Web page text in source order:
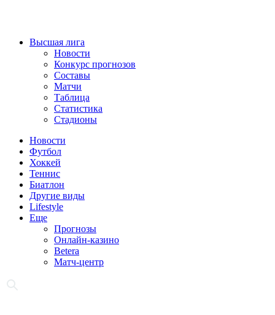
Высшая лига
Новости
Конкурс прогнозов
Составы
Матчи
Таблица
Статистика
Стадионы
Новости
Футбол
Хоккей
Теннис
Биатлон
Другие виды
Lifestyle
Еще
Прогнозы
Онлайн-казино
Betera
Матч-центр